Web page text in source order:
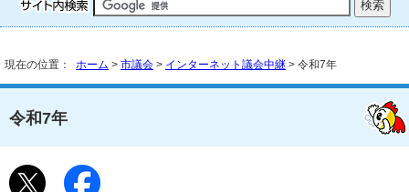
現在の位置： ホーム > 市議会 > インターネット議会中継 > 令和7年
令和7年